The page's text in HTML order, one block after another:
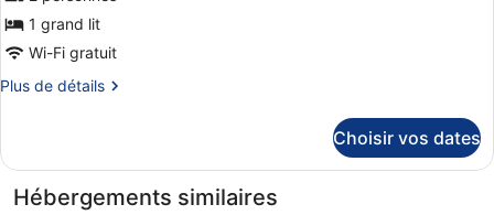
de
chambre :
Chambre
grand
lit
1 grand lit
Wi-Fi gratuit
Plus de détails
Plus
le
de
Choisir vos dates
Hébergements similaires